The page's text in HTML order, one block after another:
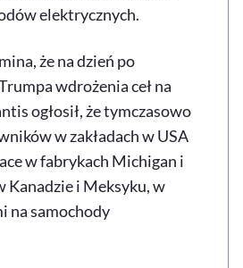
elektrycznych.
że na dzień po
wdrożenia ceł na
ogłosił, że tymczasowo
w zakładach w USA
w fabrykach Michigan i
Kanadzie i Meksyku, w
na samochody